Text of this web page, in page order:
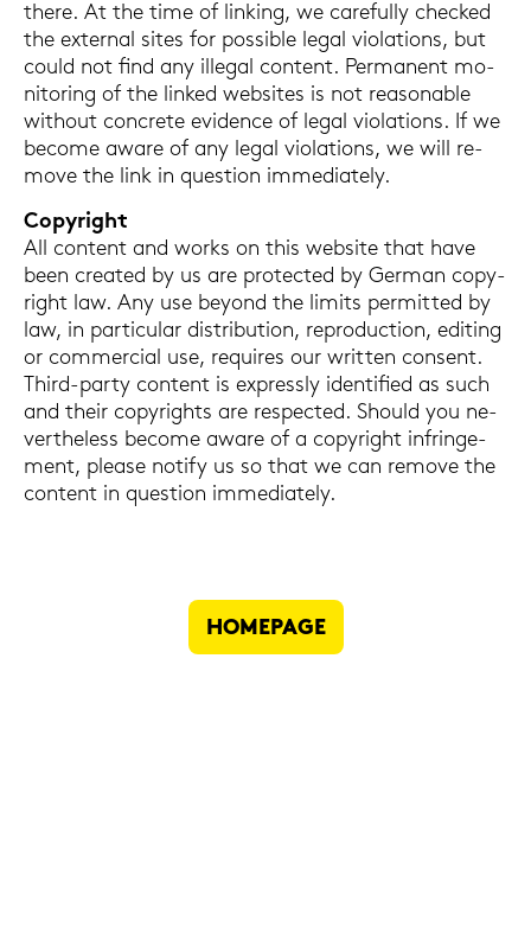
there. At the time of lin­king, we ca­re­ful­ly che­cked
the ex­ter­nal sites for pos­si­ble legal vio­la­ti­ons, but
could not find any il­le­gal con­tent. Per­ma­nent mo­
ni­to­ring of the lin­ked web­sites is not re­a­sona­ble
wit­hout con­cre­te evi­den­ce of legal vio­la­ti­ons. If we
be­co­me aware of any legal vio­la­ti­ons, we will re­
mo­ve the link in ques­ti­on im­me­dia­te­ly.
Co­py­right
All con­tent and works on this web­site that have
been crea­ted by us are pro­tec­ted by Ger­man co­py­
right law. Any use beyond the li­mits per­mit­ted by
law, in par­ti­cu­lar dis­tri­bu­ti­on, re­pro­duc­tion, edi­ting
or com­mer­cial use, re­qui­res our writ­ten con­sent.
Third-​party con­tent is ex­press­ly iden­ti­fied as such
and their co­py­rights are re­spec­ted. Should you ne­
vertheless be­co­me aware of a co­py­right in­frin­ge­
ment, plea­se no­tify us so that we can re­mo­ve the
con­tent in ques­ti­on im­me­dia­te­ly.
HOME­PAGE